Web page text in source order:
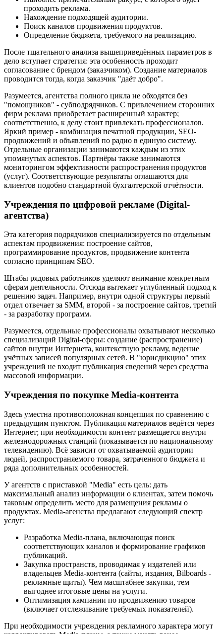
проходить реклама.
Нахождение подходящей аудитории.
Поиск каналов продвижения продуктов.
Определение бюджета, требуемого на реализацию.
После тщательного анализа вышеприведённых параметров в
дело вступает стратегия: эта особенность проходит
согласование с брендом (заказчиком). Создание материалов
проводится тогда, когда заказчик "даёт добро".
Разумеется, агентства полного цикла не обходятся без
"помощников" - субподрядчиков. С привлечением сторонних
фирм реклама приобретает расширенный характер;
соответственно, к делу стоит привлекать профессионалов.
Яркий пример - комбинация печатной продукции, SEO-
продвижений и объявлений по радио в единую систему.
Отдельные организации занимаются каждым из этих
упомянутых аспектов. Партнёры также занимаются
мониторингом эффективности распространения продуктов
(услуг). Соответствующие результаты оглашаются для
клиентов подобно стандартной бухгалтерской отчётности.
Учреждения по цифровой рекламе (Digital-
агентства)
Эта категория подрядчиков специализируется по отдельным
аспектам продвижения: построение сайтов,
программирование продуктов, продвижение контента
согласно принципам SEO.
Штабы рядовых работников уделяют внимание конкретным
сферам деятельности. Отсюда вытекает углубленный подход к
решению задач. Например, внутри одной структуры первый
отдел отвечает за SMM, второй - за построение сайтов, третий
- за разработку программ.
Разумеется, отдельные профессионалы охватывают несколько
специализаций Digital-сферы: создание (распространение)
сайтов внутри Интернета, контекстную рекламу, ведение
учётных записей популярных сетей. В "юрисдикцию" этих
учреждений не входит публикация сведений через средства
массовой информации.
Учреждения по покупке Media-контента
Здесь уместна противоположная концепция по сравнению с
предыдущим пунктом. Публикация материалов ведётся через
Интернет; при необходимости контент размещается внутри
железнодорожных станций (показывается по национальному
телевидению). Всё зависит от охватываемой аудитории
людей, распространяемого товара, затраченного бюджета и
ряда дополнительных особенностей.
У агентств с приставкой "Media" есть цель: дать
максимальный анализ информации о клиентах, затем помочь
таковым определить место для размещения рекламы о
продуктах. Media-агенства предлагают следующий спектр
услуг:
Разработка Media-плана, включающая поиск
соответствующих каналов и формирование графиков
публикаций.
Закупка пространств, проводимая у издателей или
владельцев Media-контента (сайты, издания, Bilboards -
рекламные щиты). Чем масштабнее закупки, тем
выгоднее итоговые цены на услуги.
Оптимизация кампании по продвижению товаров
(включает отслеживание требуемых показателей).
При необходимости учреждения рекламного характера могут